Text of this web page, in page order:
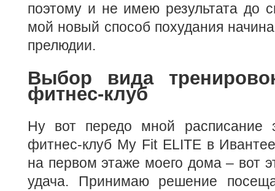
поэтому и не имею результата до
мой новый способ похудания
прелюдии.
Выбор вида
фитнес-клуб
Ну вот передо мной расписание
фитнес-клуб My Fit ELITE в
на первом этаже моего дома – вот
удача. Принимаю решение